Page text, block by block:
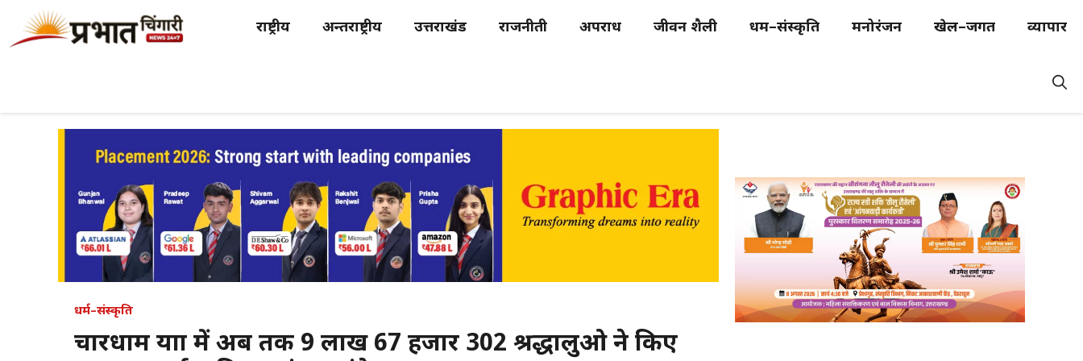
राष्ट्रीय अन्तर्राष्ट्रीय उत्तराखंड राजनीती अपराध जीवन शैली धर्म–संस्कृति मनोरंजन खेल–जगत व्यापार
धर्म–संस्कृति
चारधाम यात्रा में अब तक 9 लाख 67 हजार 302 श्रद्धालुओ ने किए